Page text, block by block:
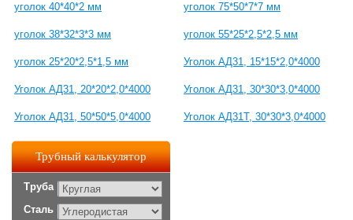
уголок 40*40*2 мм уголок 75*50*7*7 мм
уголок 38*32*3*3 мм уголок 55*25*2,5*2,5 мм
уголок 25*20*2,5*1,5 мм Уголок АД31, 15*15*2,0*4000
Уголок АД31, 20*20*2,0*4000 Уголок АД31, 30*30*3,0*4000
Уголок АД31, 50*50*5,0*4000 Уголок АД31Т, 30*30*3,0*4000
Трубный калькулятор
Труба
Сталь